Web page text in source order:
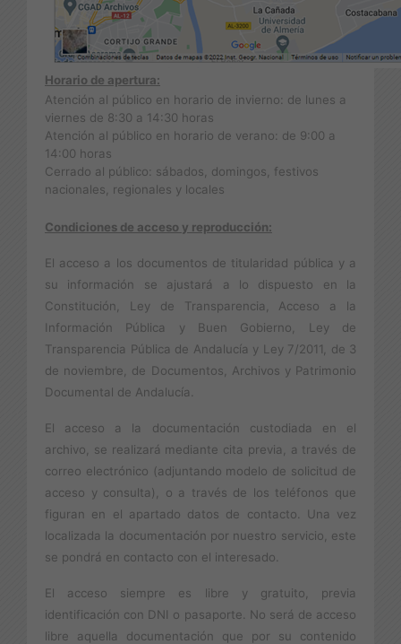
Horario de apertura:
Atención al público en horario de invierno: de lunes a
viernes de 8:30 a 14:30 horas
Atención al público en horario de verano: de 9:00 a
14:00 horas
Cerrado al público: sábados, domingos, festivos
nacionales, regionales y locales
Condiciones de acceso y reproducción:
El acceso a los documentos de titularidad pública y a
su información se ajustará a lo dispuesto en la
Constitución, Ley de Transparencia, Acceso a la
Información Pública y Buen Gobierno, Ley de
Transparencia Pública de Andalucía y Ley 7/2011, de 3
de noviembre, de Documentos, Archivos y Patrimonio
Documental de Andalucía.
El acceso a la documentación custodiada en el
archivo, se realizará mediante cita previa, a través de
correo electrónico (adjuntando modelo de solicitud de
acceso y consulta), o a través de los teléfonos que
figuran en el apartado datos de contacto. Una vez
localizada la documentación por nuestro servicio, este
se pondrá en contacto con el interesado.
El acceso siempre es libre y gratuito, previa
identificación con DNI o pasaporte. No será de acceso
libre aquella documentación que por su contenido